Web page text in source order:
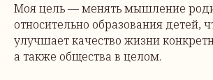
Моя цель — менять мышление
относительно образования детей,
улучшает качество жизни
а также общества в целом.